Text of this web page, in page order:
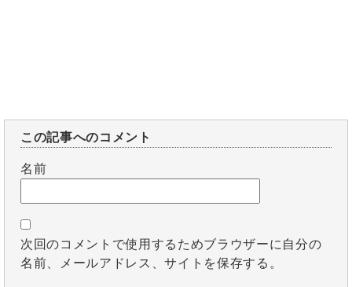
この記事へのコメント
名前
次回のコメントで使用するためブラウザーに自分の
名前、メールアドレス、サイトを保存する。